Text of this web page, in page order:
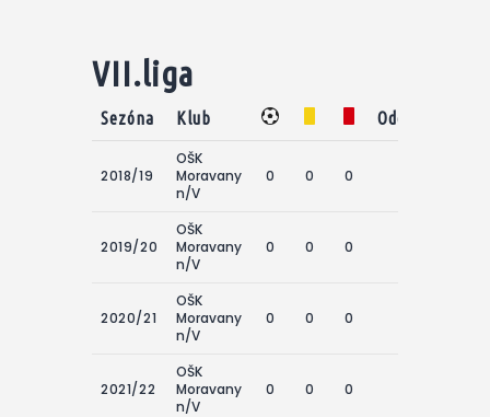
VII.liga
Sezóna Klub Odohraté
2018/19
OŠK
Moravany
n/V
0 0 0
2019/20
OŠK
Moravany
n/V
0 0 0
2020/21
OŠK
Moravany
n/V
0 0 0
2021/22
OŠK
Moravany
n/V
0 0 0